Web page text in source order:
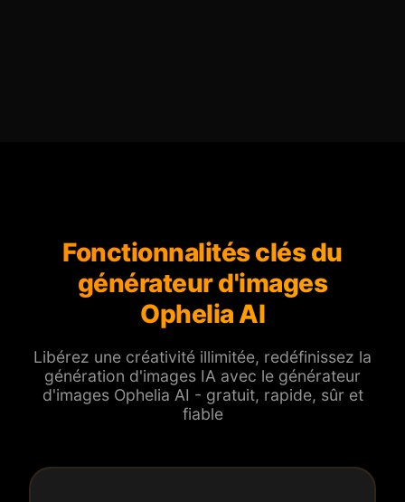
Fonctionnalités clés du
générateur d'images
Ophelia AI
Libérez une créativité illimitée, redéfinissez la
génération d'images IA avec le générateur
d'images Ophelia AI - gratuit, rapide, sûr et
fiable